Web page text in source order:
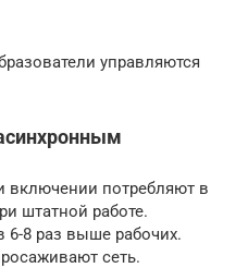
управляются
включении потребляют в
штатной работе.
6-8 раз выше рабочих.
сеть.